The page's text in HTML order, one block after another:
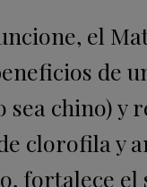
el
de
chino) y
clorofila y
fortalece el